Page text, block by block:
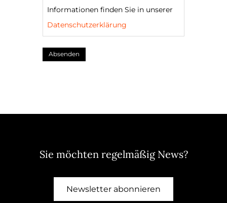
Informationen finden Sie in unserer
Datenschutzerklärung
Absenden
Sie möchten regelmäßig News?
Newsletter abonnieren